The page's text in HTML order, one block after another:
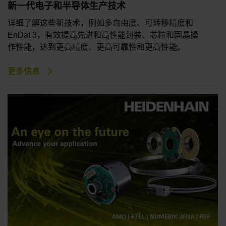
新一代电子和半导体生产技术
详细了解这些新技术，例如多自由度、可转移精度和
EnDat 3，有效提高先进和高性能封装、芯粒和固晶操
作性能，达到更高精度、更高可靠性和更高性能。
更多信息